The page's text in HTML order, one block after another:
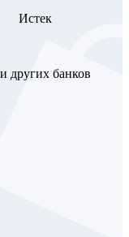
Истек
других банков